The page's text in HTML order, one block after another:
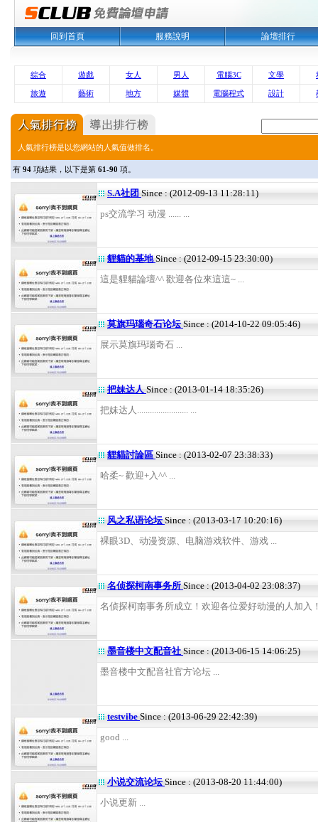
回到首頁 服務說明 論壇排行
綜合 遊戲 女人 男人 電腦3C 文學
旅遊 藝術 地方 媒體 電腦程式 設計
人氣排行榜是以您網站的人氣值做排名。
有 94 項結果，以下是第 61-90 項。
S.A社团 Since : (2012-09-13 11:28:11)
ps交流学习 动漫 ...... ...
貍貓的基地Since : (2012-09-15 23:30:00)
這是貍貓論壇^^ 歡迎各位來這這~ ...
莫旗玛瑙奇石论坛Since : (2014-10-22 09:05:46)
展示莫旗玛瑙奇石 ...
把妹达人 Since : (2013-01-14 18:35:26)
把妹达人........................ ...
貍貓討論區 Since : (2013-02-07 23:38:33)
哈柔~ 歡迎+入^^ ...
风之私语论坛Since : (2013-03-17 10:20:16)
裸眼3D、动漫资源、电脑游戏软件、游戏 ...
名侦探柯南事务所 Since : (2013-04-02 23:08:37)
名侦探柯南事务所成立！欢迎各位爱好动漫的人加入
墨音楼中文配音社Since : (2013-06-15 14:06:25)
墨音楼中文配音社官方论坛 ...
testvibe Since : (2013-06-29 22:42:39)
good ...
小说交流论坛Since : (2013-08-20 11:44:00)
小说更新 ...